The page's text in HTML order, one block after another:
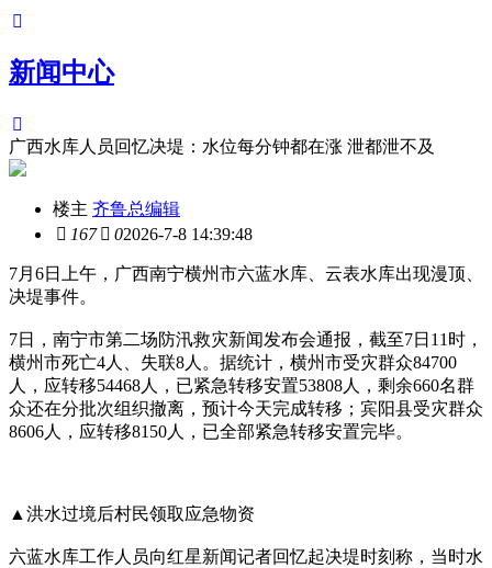
新闻中心
广西水库人员回忆决堤：水位每分钟都在涨 泄都泄不及
楼主 齐鲁总编辑
167
02026-7-8 14:39:48
7月6日上午，广西南宁横州市六蓝水库、云表水库出现漫顶、
决堤事件。
7日，南宁市第二场防汛救灾新闻发布会通报，截至7日11时，
横州市死亡4人、失联8人。据统计，横州市受灾群众84700
人，应转移54468人，已紧急转移安置53808人，剩余660名群
众还在分批次组织撤离，预计今天完成转移；宾阳县受灾群众
8606人，应转移8150人，已全部紧急转移安置完毕。
▲洪水过境后村民领取应急物资
六蓝水库工作人员向红星新闻记者回忆起决堤时刻称，当时水